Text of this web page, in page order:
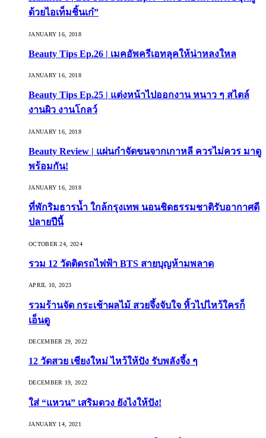
ด้วยไอเท็มชิ้นเก๋”
JANUARY 16, 2018
Beauty Tips Ep.26 | เมคอัพครีเอทลุคให้น่าหลงใหล
JANUARY 16, 2018
Beauty Tips Ep.25 | แต่งหน้าไปออกงาน หนาว ๆ สไตล์
งานผิว งานโกลว์
JANUARY 16, 2018
Beauty Review | แผ่นกำจัดขนจากเกาหลี ควรไม่ควร มาดู
พร้อมกัน!
JANUARY 16, 2018
ที่พักริมธารน้ำ ใกล้กรุงเทพ นอนชิดธรรมชาติรับอากาศดี
ปลายปีนี้
OCTOBER 24, 2024
รวม 12 วัดติดรถไฟฟ้า BTS สายบุญห้ามพลาด
APRIL 10, 2023
รวมร้านจัด กระเช้าผลไม้ สวยจึ้งจับใจ หิ้วไปไหว้ใครก็
เอ็นดู
DECEMBER 29, 2022
12 วัดสวย เชียงใหม่ ไหว้ให้ปัง รับพลังจึ้ง ๆ
DECEMBER 19, 2022
ใส่ “แหวน” เสริมดวง ยังไงให้ปัง!
JANUARY 14, 2021